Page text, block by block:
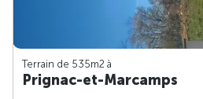
Terrain de 535m2 à
Prignac-et-Marcamps